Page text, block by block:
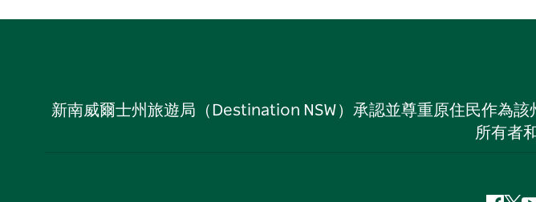
新南威爾士州旅遊局（Destination NSW）承認並尊重原住民作為
所有者